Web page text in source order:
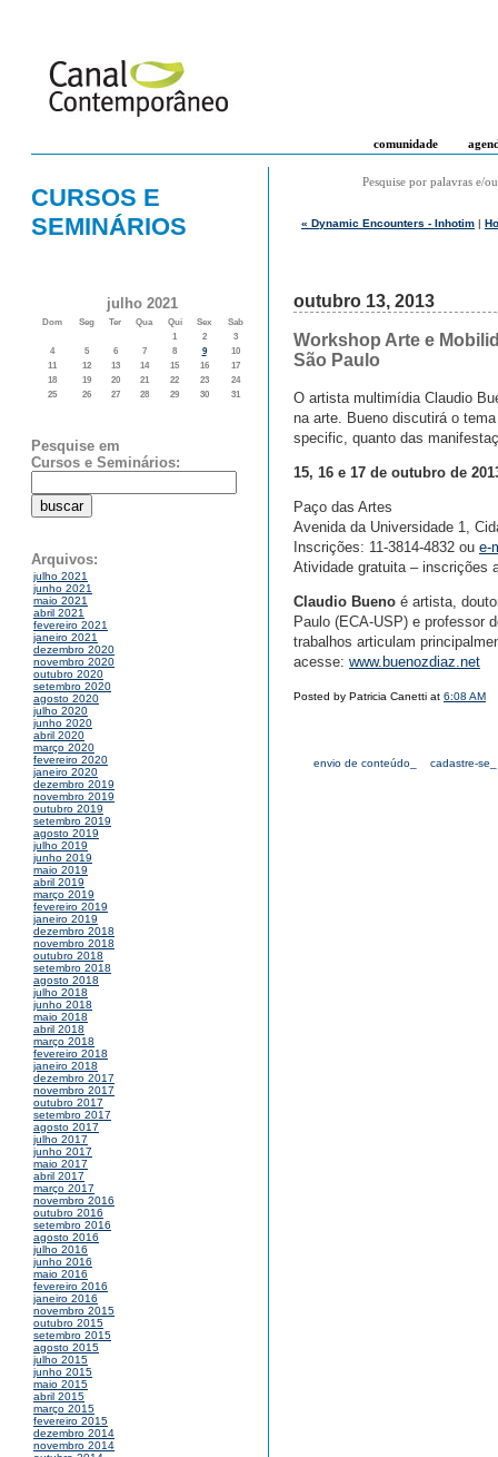
comunidade
CURSOS E
SEMINÁRIOS
julho 2021
Dom Seg Ter Qua Qui Sex
Sab
1
2
3
4
5 6 7 8 9
10
11
12 13 14 15 16
17
18
19 20 21 22 23
24
25
26 27 28 29 30 31
Pesquise em
Cursos e Seminários:
Arquivos:
julho 2021
junho 2021
maio 2021
abril 2021
fevereiro 2021
janeiro 2021
dezembro 2020
novembro 2020
outubro 2020
setembro 2020
agosto 2020
julho 2020
junho 2020
abril 2020
março 2020
fevereiro 2020
janeiro 2020
dezembro 2019
novembro 2019
outubro 2019
setembro 2019
agosto 2019
julho 2019
junho 2019
maio 2019
abril 2019
março 2019
fevereiro 2019
janeiro 2019
dezembro 2018
novembro 2018
outubro 2018
setembro 2018
agosto 2018
julho 2018
junho 2018
maio 2018
abril 2018
março 2018
fevereiro 2018
janeiro 2018
dezembro 2017
novembro 2017
outubro 2017
setembro 2017
agosto 2017
julho 2017
junho 2017
maio 2017
abril 2017
março 2017
novembro 2016
outubro 2016
setembro 2016
agosto 2016
julho 2016
junho 2016
maio 2016
fevereiro 2016
janeiro 2016
novembro 2015
outubro 2015
setembro 2015
agosto 2015
julho 2015
junho 2015
maio 2015
abril 2015
março 2015
fevereiro 2015
dezembro 2014
novembro 2014
Pesquise por palavras e/
« Dynamic Encounters - Inhotim |
outubro 13, 2013
Workshop Arte e
São Paulo
O artista multimídia Claudio
na arte. Bueno discutirá o
specific, quanto das
15, 16 e 17 de outubro de
Paço das Artes
Avenida da Universidade 1,
Inscrições: 11-3814-4832 ou e-
Atividade gratuita – inscrições
Claudio Bueno é artista,
Paulo (ECA-USP) e professor
trabalhos articulam
acesse: www.buenozdiaz.net
Posted by Patricia Canetti at 6:08 AM
envio de conteúdo_ cadastre-se_